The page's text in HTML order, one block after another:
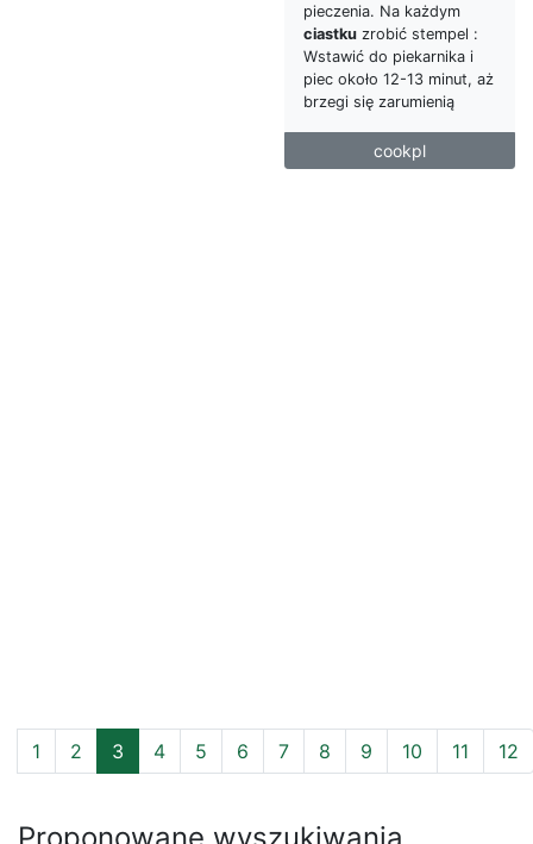
pieczenia. Na każdym
ciastku zrobić stempel :
Wstawić do piekarnika i
piec około 12-13 minut, aż
brzegi się zarumienią
cookpl
1 2 3 4 5 6 7 8 9 10 11 12